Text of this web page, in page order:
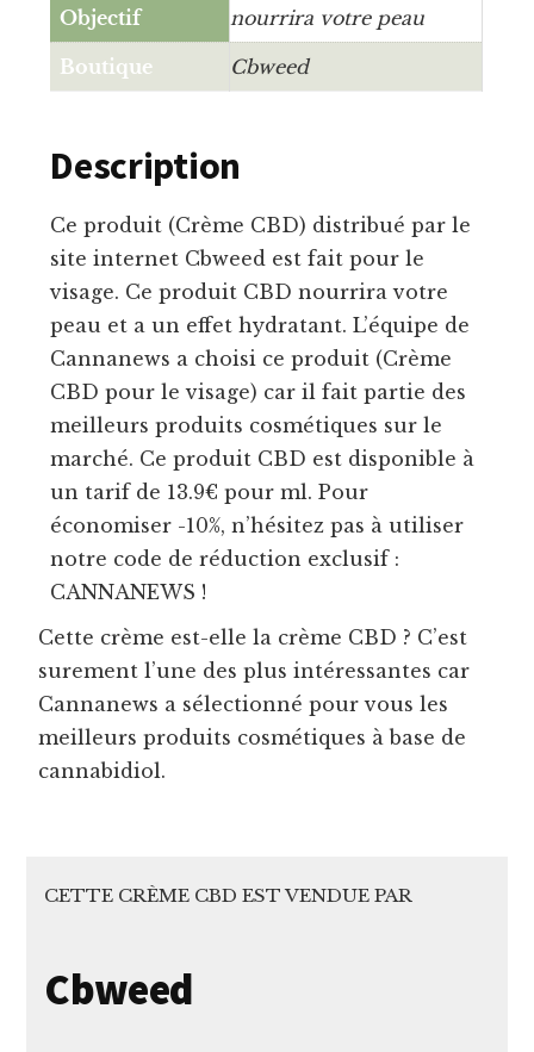
Objectif nourrira votre peau
Boutique Cbweed
Description
Ce produit (Crème CBD) distribué par le
site internet Cbweed est fait pour le
visage. Ce produit CBD nourrira votre
peau et a un effet hydratant. L’équipe de
Cannanews a choisi ce produit (Crème
CBD pour le visage) car il fait partie des
meilleurs produits cosmétiques sur le
marché. Ce produit CBD est disponible à
un tarif de 13.9€ pour ml. Pour
économiser -10%, n’hésitez pas à utiliser
notre code de réduction exclusif :
CANNANEWS !
Cette crème est-elle la crème CBD ? C’est
surement l’une des plus intéressantes car
Cannanews a sélectionné pour vous les
meilleurs produits cosmétiques à base de
cannabidiol.
CETTE CRÈME CBD EST VENDUE PAR
Cbweed